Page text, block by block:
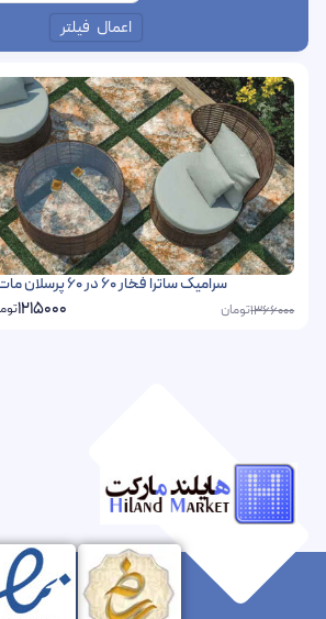
اعمال فیلتر
سرامیک ساترا فخار 60 در 60 پرسلان مات 20 میلیمتر
1366000تومان 1215000تومان